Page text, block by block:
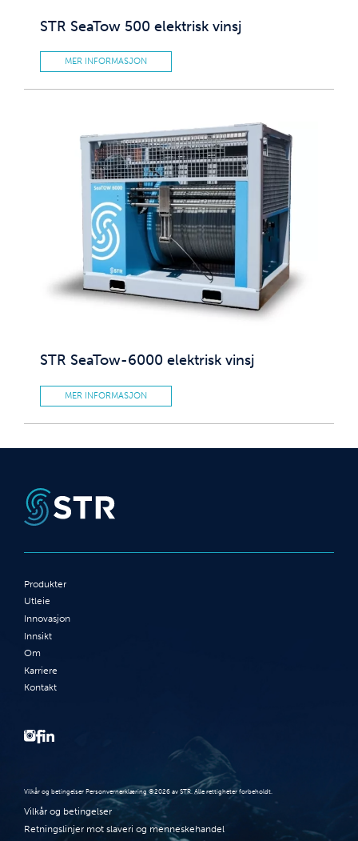
STR SeaTow 500 elektrisk vinsj
MER INFORMASJON
STR SeaTow-6000 elektrisk vinsj
MER INFORMASJON
Produkter
Utleie
Innovasjon
Innsikt
Om
Karriere
Kontakt
Vilkår og betingelser Personvernerklæring ©2026 av STR. Alle rettigheter forbeholdt.
Vilkår og betingelser
Retningslinjer mot slaveri og menneskehandel